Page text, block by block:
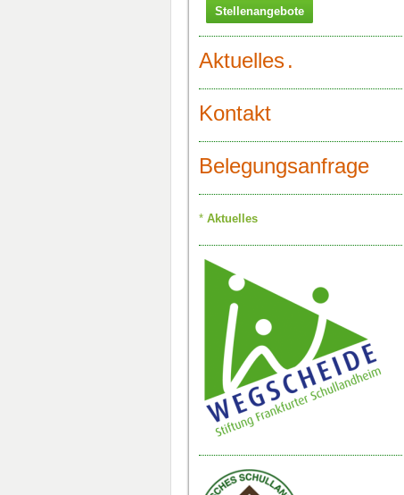
Stellenangebote
Aktuelles.
Kontakt
Belegungsanfrage
Aktuelles